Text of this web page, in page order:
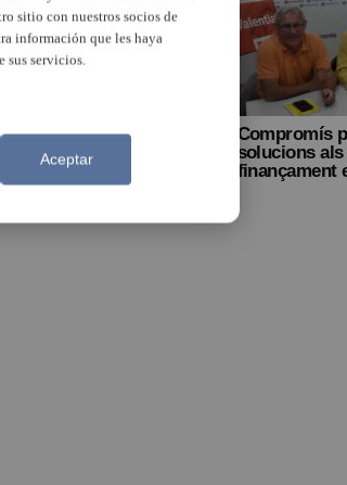
no apoyará a
si no reparte fondo
por población
Compromís
solucions
finançament
sitio con nuestros socios de
información que les haya
sus servicios.
Aceptar